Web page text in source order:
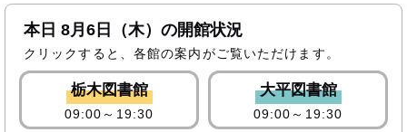
本日 8月6日（木） の開館状況
クリックすると、各館の案内がご覧いただけます。
栃木図書館
09:00～19:30
大平図書館
09:00～19:30